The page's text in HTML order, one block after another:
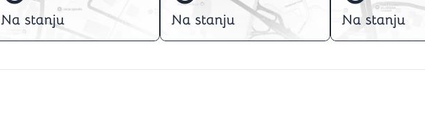
Na stanju Na stanju Na stanju